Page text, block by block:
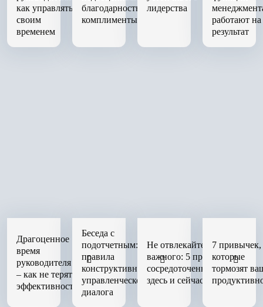
как управлять
своим
временем
благодарность и
комплименты
лидерства
работают на
результат
Драгоценное
время
руководителя
– как не терять
эффективность
Беседа с
подотчетным:
правила
конструктивного
управленческого
диалога
Не отвлекайтесь от
важного: 5 правил
сосредоточенности
здесь и сейчас
7 привычек,
которые
тормозят